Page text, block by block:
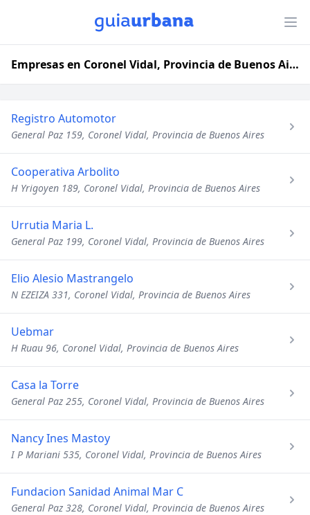
Empresas en Coronel Vidal, Provincia de Buenos Aires
Registro Automotor
General Paz 159, Coronel Vidal, Provincia de Buenos Aires
Cooperativa Arbolito
H Yrigoyen 189, Coronel Vidal, Provincia de Buenos Aires
Urrutia Maria L.
General Paz 199, Coronel Vidal, Provincia de Buenos Aires
Elio Alesio Mastrangelo
N EZEIZA 331, Coronel Vidal, Provincia de Buenos Aires
Uebmar
H Ruau 96, Coronel Vidal, Provincia de Buenos Aires
Casa la Torre
General Paz 255, Coronel Vidal, Provincia de Buenos Aires
Nancy Ines Mastoy
I P Mariani 535, Coronel Vidal, Provincia de Buenos Aires
Fundacion Sanidad Animal Mar C
General Paz 328, Coronel Vidal, Provincia de Buenos Aires